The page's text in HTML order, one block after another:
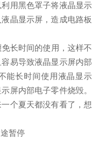
用黑色罩子将液晶显示
晶显示屏，造成电路板
长时间的使用，这样不
容易导致液晶显示屏内部
能长时间使用液晶显示
屏内部电子零件烧毁。
个夏天都没有看了，想
暂停